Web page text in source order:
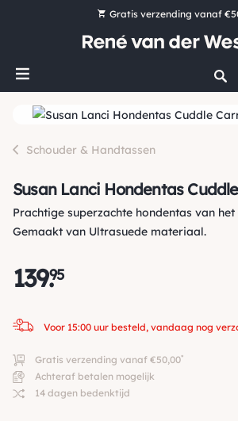
Gratis verzending vanaf
Bestel nu, betaal later met
Ruim 16.000 artikelen op
Schouder & Handtassen
Susan Lanci Hondentas
Prachtige superzachte hondentas van
Gemaakt van Ultrasuede materiaal.
139.
95
Voor 15:00 uur besteld, vandaag nog
Gratis verzending vanaf €50,00*
Achteraf betalen mogelijk
14 dagen bedenktijd